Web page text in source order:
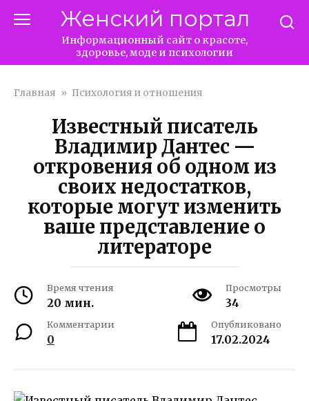
Женский портал
Информационный сайт о красоте,
здоровье, моде и психологии
Главная » Психология и отношения
Известный писатель
Владимир Дантес —
откровения об одном из
своих недостатков,
которые могут изменить
ваше представление о
литераторе
Время чтения
20 мин.
Просмотры
34
Комментарии
0
Опубликовано
17.02.2024